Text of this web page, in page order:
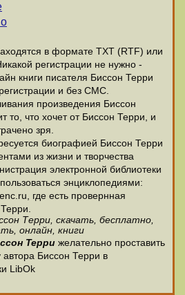
в формате ТХТ (RTF) или
регистрации не нужно -
книги писателя Биссон Терри
и без СМС.
произведения Биссон
то, что хочет от Биссон Терри, и
зря.
биографией Биссон Терри
из жизни и творчества
электронной библиотеки
энциклопедиями:
где есть провернная
Терри, скачать, бесплатно,
онлайн, книги
Терри желательно проставить
автора Биссон Терри в
LibOk